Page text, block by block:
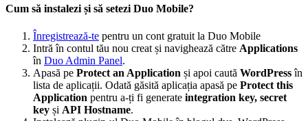
Cum să instalezi și să setezi Duo Mobile?
Înregistrează-te pentru un cont gratuit la Duo Mobile
Intră în contul tău nou creat și navighează către Applications
în Duo Admin Panel.
Apasă pe Protect an Application și apoi caută WordPressîn
lista de aplicații. Odată găsită aplicația apasă pe Protect this
Application pentru a-ți fi generate integration key, secret
key și API Hostname.